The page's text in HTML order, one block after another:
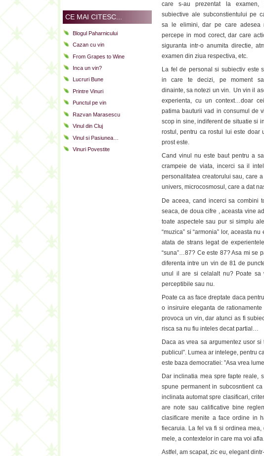
CE MAI CITESC...
Blogul Paharnicului
Cazan cu vin
From Grapes to Wine
Inca un vin?
Lucruri Bune
Printre Vinuri
Punctul pe vin
Razvan Marasescu
Vinul din Cluj
Vinul si Pasiunea…
Vinuri Povestite
care s-au prezentat la examen,
subiective ale subconstientului pe
sa le elimini, dar pe care adesea
percepe in mod corect, dar care
siguranta intr-o anumita directie,
examen din ziua respectiva, etc.
La fel de personal si subiectiv este
in care te decizi, pe moment
dinainte, sa notezi un vin. Un vin il
experienta, cu un context…doar
patima bauturii vad in consumul de
scop in sine, indiferent de situatie si
rostul, pentru ca rostul lui este doar
prost este.
Cand vinul nu este baut pentru a
crampeie de viata, incerci sa il
personalitatea creatorului sau, care
univers, microcosmosul, care a dat
De aceea, cand incerci sa combini
seaca, de doua cifre , aceasta vine
toate aspectele sau pur si simplu
“muzica” si “armonia” lor, aceasta
atata de strans legat de
“suna”…87? Ce este 87? Asa mi se
diferenta intre un vin de 81 de
unul il are si celalalt nu? Poate sa
perceptibile sau nu.
Poate ca as face dreptate daca
o insiruire eleganta de
provoca un vin, dar atunci as fi
risca sa nu fiu inteles decat partial…
Daca as vrea sa argumentez usor
publicul”. Lumea ar intelege, pentru
este baza democratiei: ”Asa vrea
Dar inclinatia mea spre fapte reale,
spune permanent in subcosntient
inclinata automat spre clasificari,
are note sau calificative bine
clasificare menite a face ordine in
fiecaruia. La fel va fi si ordinea
mele, a contextelor in care ma voi
Astfel, am scapat, zic eu, elegant